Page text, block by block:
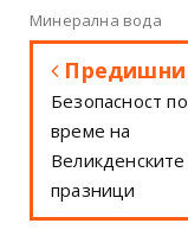
Минерална вода
Предишни
Безопасност по
време на
Великденските
празници